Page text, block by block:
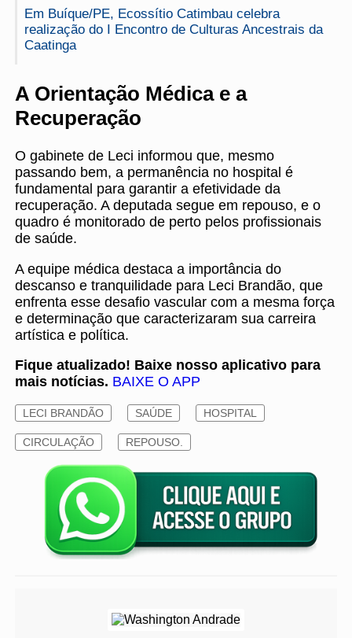
Em Buíque/PE, Ecossítio Catimbau celebra
realização do I Encontro de Culturas Ancestrais da
Caatinga
A Orientação Médica e a
Recuperação
O gabinete de Leci informou que, mesmo
passando bem, a permanência no hospital é
fundamental para garantir a efetividade da
recuperação. A deputada segue em repouso, e o
quadro é monitorado de perto pelos profissionais
de saúde.
A equipe médica destaca a importância do
descanso e tranquilidade para Leci Brandão, que
enfrenta esse desafio vascular com a mesma força
e determinação que caracterizaram sua carreira
artística e política.
Fique atualizado! Baixe nosso aplicativo para
mais notícias. BAIXE O APP
LECI BRANDÃO SAÚDE HOSPITAL
CIRCULAÇÃO REPOUSO.